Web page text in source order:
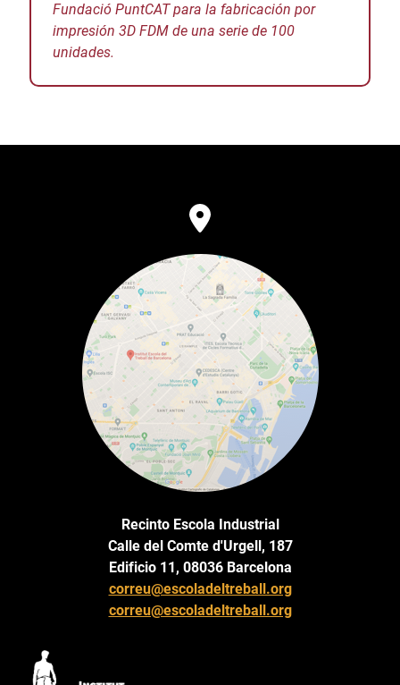
Fundació PuntCAT para la fabricación por
impresión 3D FDM de una serie de 100
unidades.
Recinto Escola Industrial
Calle del Comte d'Urgell, 187
Edificio 11, 08036 Barcelona
correu@escoladeltreball.org
correu@escoladeltreball.org